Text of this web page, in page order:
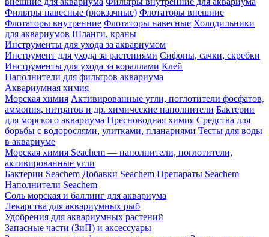
Фильтры навесные (рюкзачные) Флотаторы внешние
Флотаторы внутренние Флотаторы навесные Холодильники
для аквариумов Шланги, краны
Инструменты для ухода за аквариумом
Инструмент для ухода за растениями Сифоны, сачки, скребки
Инструменты для ухода за кораллами Клей
Наполнители для фильтров аквариума
Аквариумная химия
Морская химия Активированные угли, поглотители фосфатов,
аммония, нитратов и др. химические наполнители Бактерии
для морского аквариума Пресноводная химия Средства для
борьбы с водорослями, улитками, планариями Тесты для воды
в аквариуме
Морская химия Seachem — наполнители, поглотители,
активированные угли
Бактерии Seachem Добавки Seachem Препараты Seachem
Наполнители Seachem
Соль морская и баллинг для аквариума
Лекарства для аквариумных рыб
Удобрения для аквариумных растений
Запасные части (ЗиП) и аксессуары